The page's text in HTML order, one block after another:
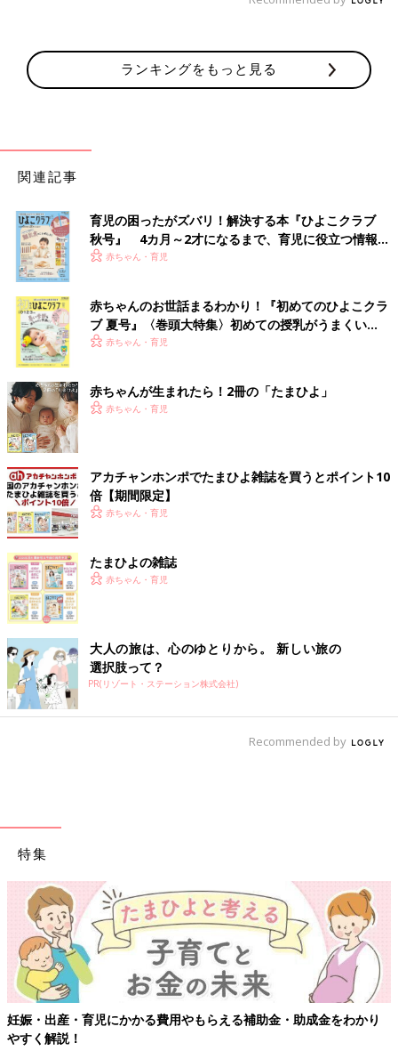
ランキングをもっと見る
関連記事
育児の困ったがズバリ！解決する本『ひよこクラブ
秋号』 4カ月～2才になるまで、育児に役立つ情報が
いっぱい！
赤ちゃん・育児
赤ちゃんのお世話まるわかり！『初めてのひよこクラ
ブ 夏号』〈巻頭大特集〉初めての授乳がうまくい
く！ おっぱい・ミルクの基本と夏のトラブル 解決テ
赤ちゃん・育児
赤ちゃんが生まれたら！2冊の「たまひよ」
赤ちゃん・育児
アカチャンホンポでたまひよ雑誌を買うとポイント10
倍【期間限定】
赤ちゃん・育児
たまひよの雑誌
赤ちゃん・育児
大人の旅は、心のゆとりから。 新しい旅の
選択肢って？
PR(リゾート・ステーション株式会社)
Recommended by
特集
妊娠・出産・育児にかかる費用やもらえる補助金・助成金をわかり
やすく解説！